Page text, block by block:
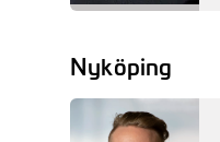
Nyköping